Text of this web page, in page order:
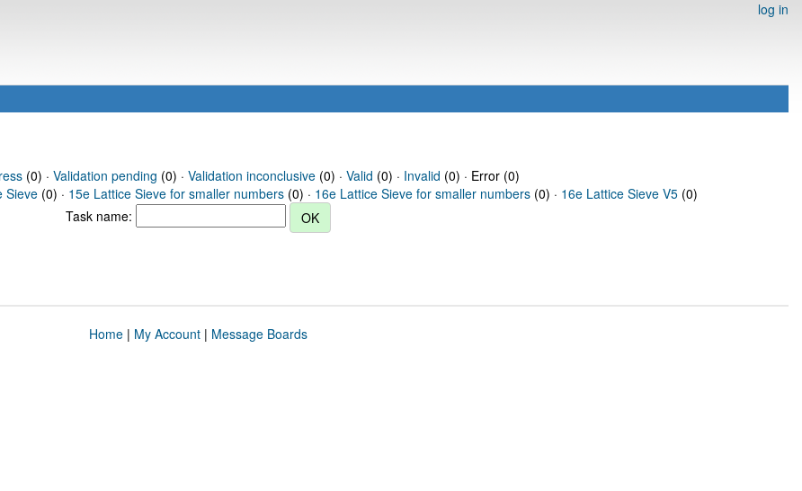
log in
(0) · Validation pending (0) · Validation inconclusive(0) · Valid (0) · Invalid (0) · Error (0)
Sieve (0) · 15e Lattice Sieve for smaller numbers (0) · 16e Lattice Sieve for smaller numbers (0) · 16e Lattice Sieve V5 (0)
Task name:
Home| My Account| Message Boards